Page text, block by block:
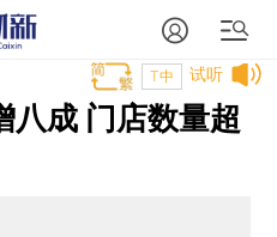
试听
T中
八成 门店数量超